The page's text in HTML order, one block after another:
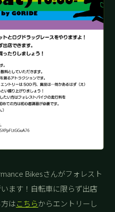
Bikesさんがフォレスト
ます！自転車に限らず出店
はこちらからエントリーし